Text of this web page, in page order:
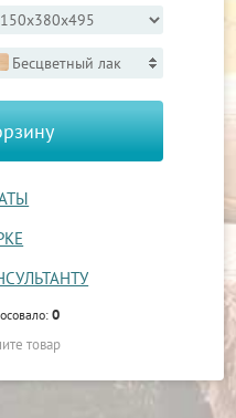
Бесцветный лак
0
товар